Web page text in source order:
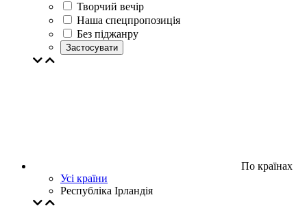
Творчий вечір
Наша спецпропозиція
Без піджанру
Застосувати
По країнах
Усі країни
Республіка Ірландія